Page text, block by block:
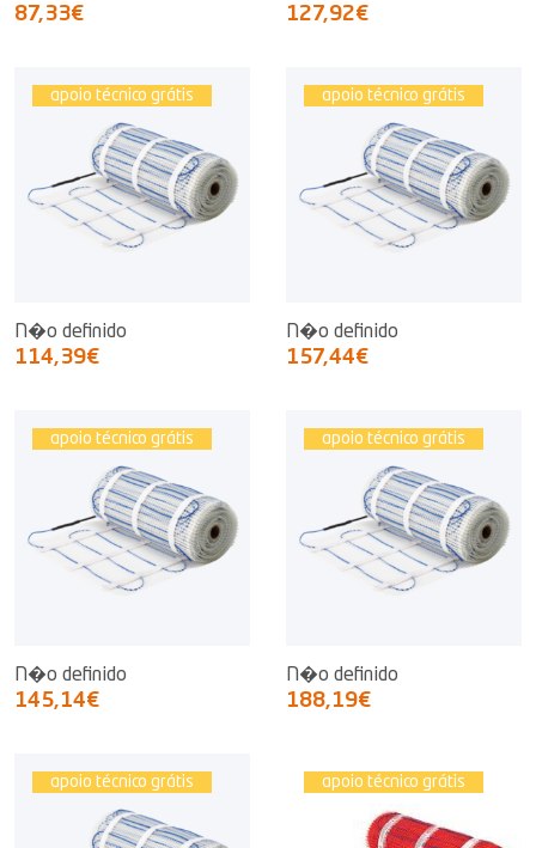
87,33€ 127,92€
apoio técnico grátis
N�o definido
114,39€
apoio técnico grátis
N�o definido
157,44€
apoio técnico grátis
N�o definido
145,14€
apoio técnico grátis
N�o definido
188,19€
apoio técnico grátis apoio técnico grátis